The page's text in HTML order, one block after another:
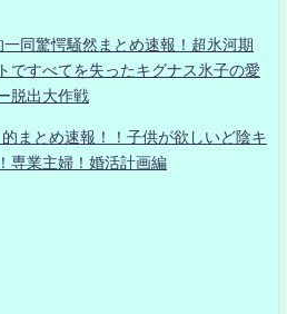
同驚愕騒然まとめ速報！超氷河期
ですべてを失ったキグナス氷子の愛
脱出大作戦
まとめ速報！！子供が欲しいど陰キ
専業主婦！婚活計画編